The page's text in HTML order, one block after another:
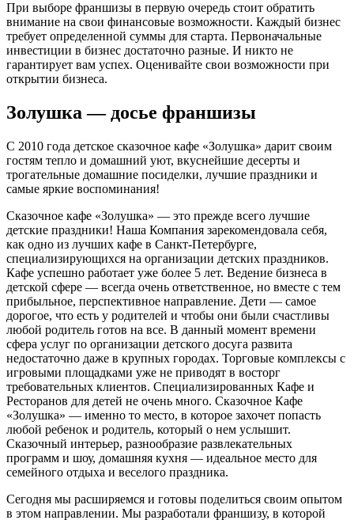
При выборе франшизы в первую очередь стоит обратить
внимание на свои финансовые возможности. Каждый бизнес
требует определенной суммы для старта. Первоначальные
инвестиции в бизнес достаточно разные. И никто не
гарантирует вам успех. Оценивайте свои возможности при
открытии бизнеса.
Золушка — досье франшизы
С 2010 года детское сказочное кафе «Золушка» дарит своим
гостям тепло и домашний уют, вкуснейшие десерты и
трогательные домашние посиделки, лучшие праздники и
самые яркие воспоминания!
Сказочное кафе «Золушка» — это прежде всего лучшие
детские праздники! Наша Компания зарекомендовала себя,
как одно из лучших кафе в Санкт-Петербурге,
специализирующихся на организации детских праздников.
Кафе успешно работает уже более 5 лет. Ведение бизнеса в
детской сфере — всегда очень ответственное, но вместе с тем
прибыльное, перспективное направление. Дети — самое
дорогое, что есть у родителей и чтобы они были счастливы
любой родитель готов на все. В данный момент времени
сфера услуг по организации детского досуга развита
недостаточно даже в крупных городах. Торговые комплексы с
игровыми площадками уже не приводят в восторг
требовательных клиентов. Специализированных Кафе и
Ресторанов для детей не очень много. Сказочное Кафе
«Золушка» — именно то место, в которое захочет попасть
любой ребенок и родитель, который о нем услышит.
Сказочный интерьер, разнообразие развлекательных
программ и шоу, домашняя кухня — идеальное место для
семейного отдыха и веселого праздника.
Сегодня мы расширяемся и готовы поделиться своим опытом
в этом направлении. Мы разработали франшизу, в которой